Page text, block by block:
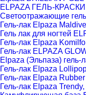
ELPAZA ГЕЛЬ-КРАСКИ
Светоотражающие
Гель-лак Elpaza
Гель лак для ногтей
Гель-лак Elpaza Komilfo
Гель-лак ELPAZA
Elpaza (Эльпаза)
Гель-лак Elpaza
Гель-лак Elpaza
Гель-лак Elpaza